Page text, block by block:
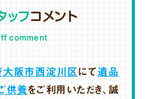
ッフコメント
comment
大阪市西淀川区にて遺品
供養をご利用いただき、誠